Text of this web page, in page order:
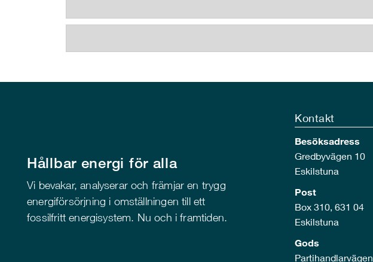
Hållbar energi för alla
Vi bevakar, analyserar och främjar en trygg
energiförsörjning i omställningen till ett
fossilfritt energisystem. Nu och i framtiden.
Kontakt
Besöksadress
Gredbyvägen 10
Eskilstuna
Post
Box 310, 631 04
Eskilstuna
Gods
Partihandlarvägen